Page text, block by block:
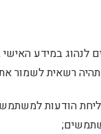
במידע האישי
רשאית לשמור
הודעות